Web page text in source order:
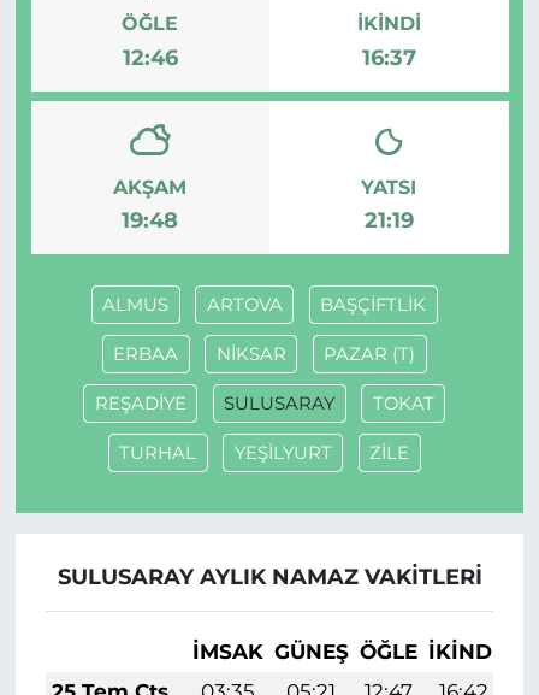
ÖĞLE
12:46
İKINDI
16:37
AKŞAM
19:48
YATSI
21:19
ALMUS ARTOVA BAŞÇİFTLİK
ERBAA NİKSAR PAZAR (T)
REŞADİYE SULUSARAY TOKAT
TURHAL YEŞİLYURT ZİLE
SULUSARAY AYLIK NAMAZ VAKITLERI
İMSAK GÜNEŞ ÖĞLE İKINDI